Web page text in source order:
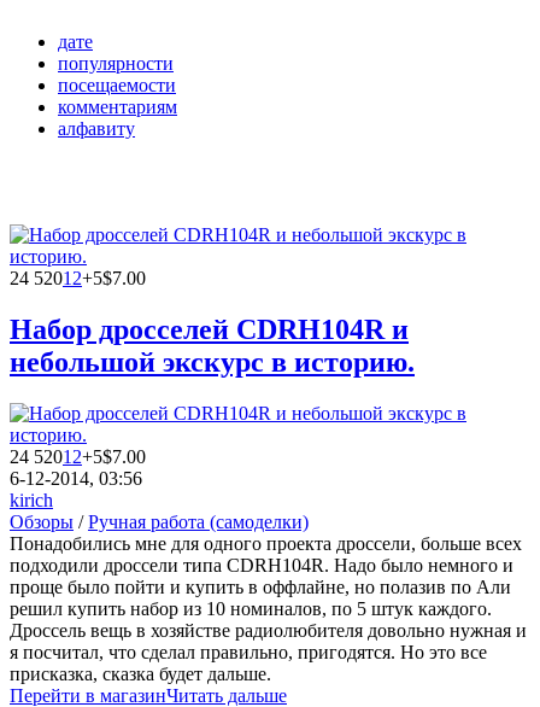
дате
популярности
посещаемости
комментариям
алфавиту
24 52012+5$7.00
Набор дросселей CDRH104R и
небольшой экскурс в историю.
24 52012+5$7.00
6-12-2014, 03:56
kirich
Обзоры /Ручная работа (самоделки)
Понадобились мне для одного проекта дроссели, больше всех
подходили дроссели типа CDRH104R. Надо было немного и
проще было пойти и купить в оффлайне, но полазив по Али
решил купить набор из 10 номиналов, по 5 штук каждого.
Дроссель вещь в хозяйстве радиолюбителя довольно нужная и
я посчитал, что сделал правильно, пригодятся. Но это все
присказка, сказка будет дальше.
Перейти в магазинЧитать дальше